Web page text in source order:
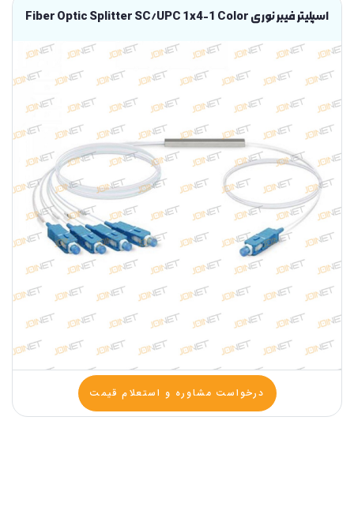
اسپلیتر فیبر نوری Fiber Optic Splitter SC/UPC 1x4-1 Color
درخواست مشاوره و استعلام قیمت